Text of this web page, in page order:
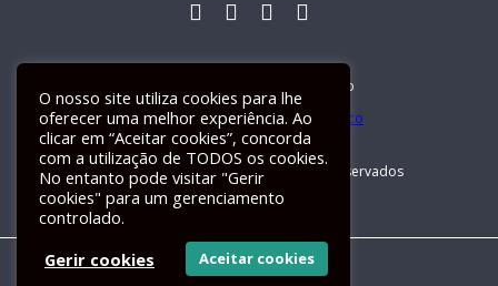
Livro de Reclamações Electrónico
GALILEU 2026 © Todos os direitos reservados
Um siteActiveMedia
O nosso site utiliza cookies para lhe
oferecer uma melhor experiência. Ao
clicar em “Aceitar cookies”, concorda
com a utilização de TODOS os cookies.
No entanto pode visitar "Gerir
cookies" para um gerenciamento
controlado.
Gerir cookies
Aceitar cookies